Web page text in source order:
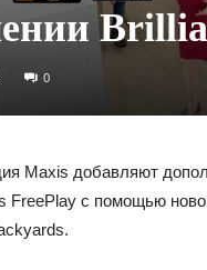
0
Maxis добавляют
FreePlay с помощью